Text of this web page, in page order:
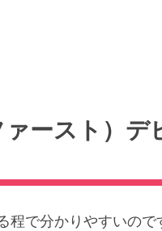
ァースト）
程で分かりやすいの